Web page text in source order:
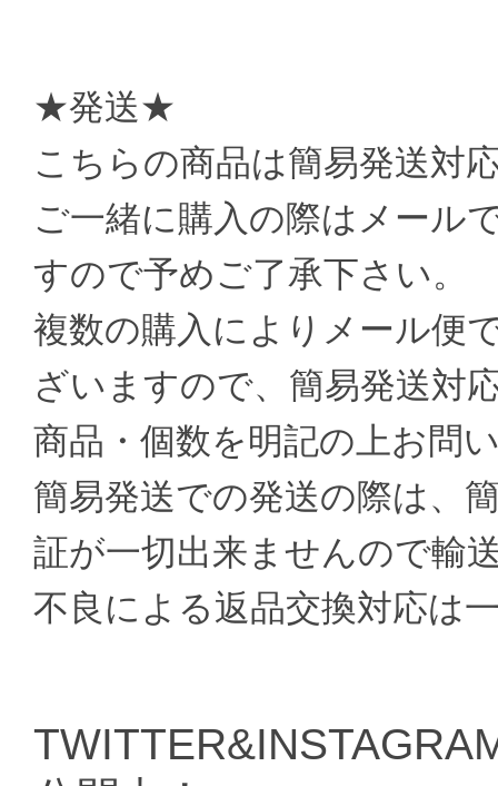
★発送★
こちらの商品は簡易発送対
ご一緒に購入の際はメール
すので予めご了承下さい。
複数の購入によりメール便
ざいますので、簡易発送対
商品・個数を明記の上お問
簡易発送での発送の際は、
証が一切出来ませんので輸
不良による返品交換対応は